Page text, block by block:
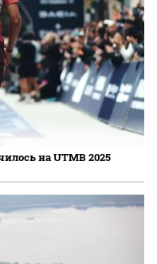
на UTMB 2025